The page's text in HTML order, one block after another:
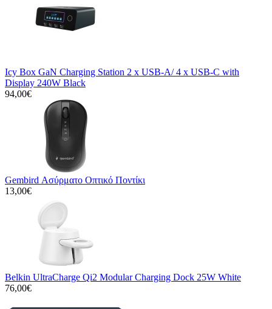
Icy Box GaN Charging Station 2 x USB-A/ 4 x USB-C with
Display 240W Black
94,00€
Gembird Ασύρματο Οπτικό Ποντίκι
13,00€
Belkin UltraCharge Qi2 Modular Charging Dock 25W White
76,00€